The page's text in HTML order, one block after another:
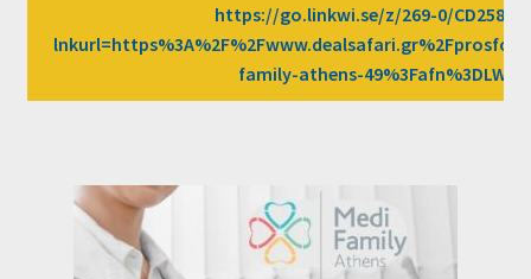
https://go.linkwi.se/z/269-0/CD2589/?
family-athens-49%3Fafn%3DLW